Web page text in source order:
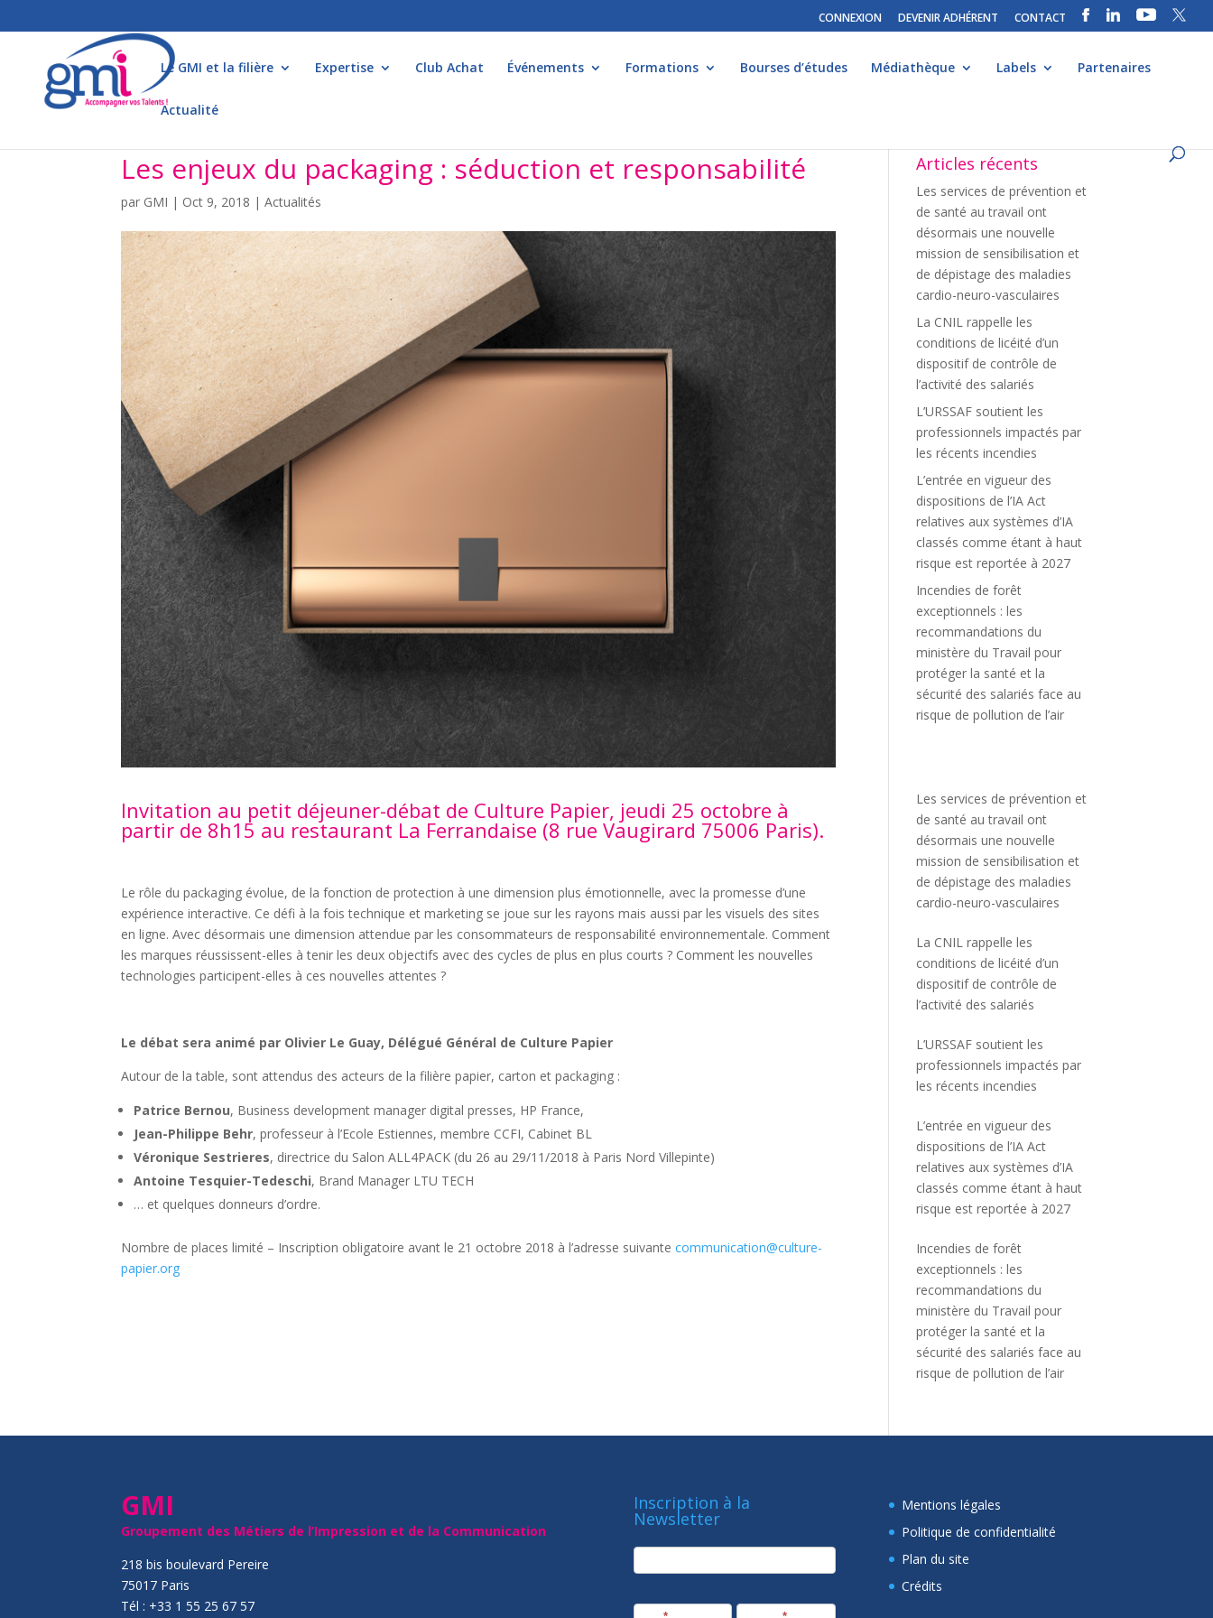
CONNEXION DEVENIR ADHÉRENT CONTACT
Le GMI et la filière Expertise Club Achat Événements Formations Bourses d’études Médiathèque Labels Partenaires
Actualité
Les enjeux du packaging : séduction et responsabilité
par GMI | Oct 9, 2018 |Actualités
Invitation au petit déjeuner-débat de Culture Papier, jeudi 25 octobre à
partir de 8h15 au restaurant La Ferrandaise (8 rue Vaugirard 75006 Paris).
Le rôle du packaging évolue, de la fonction de protection à une dimension plus émotionnelle, avec la promesse d’une
expérience interactive. Ce défi à la fois technique et marketing se joue sur les rayons mais aussi par les visuels des sites
en ligne. Avec désormais une dimension attendue par les consommateurs de responsabilité environnementale. Comment
les marques réussissent-elles à tenir les deux objectifs avec des cycles de plus en plus courts ? Comment les nouvelles
technologies participent-elles à ces nouvelles attentes ?
Le débat sera animé par Olivier Le Guay, Délégué Général de Culture Papier
Autour de la table, sont attendus des acteurs de la filière papier, carton et packaging :
Patrice Bernou, Business development manager digital presses, HP France,
Jean-Philippe Behr, professeur à l’Ecole Estiennes, membre CCFI, Cabinet BL
Véronique Sestrieres, directrice du Salon ALL4PACK (du 26 au 29/11/2018 à Paris Nord Villepinte)
Antoine Tesquier-Tedeschi, Brand Manager LTU TECH
… et quelques donneurs d’ordre.
Nombre de places limité – Inscription obligatoire avant le 21 octobre 2018 à l’adresse suivantecommunication@culture-
papier.org
Articles récents
Les services de prévention et
de santé au travail ont
désormais une nouvelle
mission de sensibilisation et
de dépistage des maladies
cardio-neuro-vasculaires
La CNIL rappelle les
conditions de licéité d’un
dispositif de contrôle de
l’activité des salariés
L’URSSAF soutient les
professionnels impactés par
les récents incendies
L’entrée en vigueur des
dispositions de l’IA Act
relatives aux systèmes d’IA
classés comme étant à haut
risque est reportée à 2027
Incendies de forêt
exceptionnels : les
recommandations du
ministère du Travail pour
protéger la santé et la
sécurité des salariés face au
risque de pollution de l’air
Les services de prévention et
de santé au travail ont
désormais une nouvelle
mission de sensibilisation et
de dépistage des maladies
cardio-neuro-vasculaires
La CNIL rappelle les
conditions de licéité d’un
dispositif de contrôle de
l’activité des salariés
L’URSSAF soutient les
professionnels impactés par
les récents incendies
L’entrée en vigueur des
dispositions de l’IA Act
relatives aux systèmes d’IA
classés comme étant à haut
risque est reportée à 2027
Incendies de forêt
exceptionnels : les
recommandations du
ministère du Travail pour
protéger la santé et la
sécurité des salariés face au
risque de pollution de l’air
GMI
Groupement des Métiers de l’Impression et de la Communication
218 bis boulevard Pereire
75017 Paris
Tél : +33 1 55 25 67 57
Inscription à la
Newsletter
newsletter
Mentions légales
Politique de confidentialité
Plan du site
Crédits